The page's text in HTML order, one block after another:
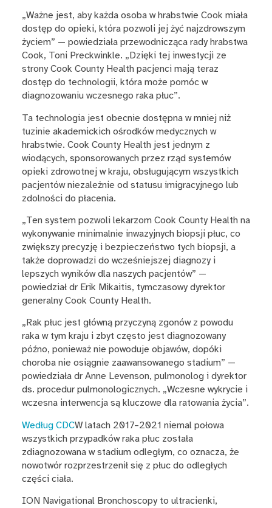
„Ważne jest, aby każda osoba w hrabstwie Cook miała
dostęp do opieki, która pozwoli jej żyć najzdrowszym
życiem” — powiedziała przewodnicząca rady hrabstwa
Cook, Toni Preckwinkle. „Dzięki tej inwestycji ze
strony Cook County Health pacjenci mają teraz
dostęp do technologii, która może pomóc w
diagnozowaniu wczesnego raka płuc”.
Ta technologia jest obecnie dostępna w mniej niż
tuzinie akademickich ośrodków medycznych w
hrabstwie. Cook County Health jest jednym z
wiodących, sponsorowanych przez rząd systemów
opieki zdrowotnej w kraju, obsługującym wszystkich
pacjentów niezależnie od statusu imigracyjnego lub
zdolności do płacenia.
„Ten system pozwoli lekarzom Cook County Health na
wykonywanie minimalnie inwazyjnych biopsji płuc, co
zwiększy precyzję i bezpieczeństwo tych biopsji, a
także doprowadzi do wcześniejszej diagnozy i
lepszych wyników dla naszych pacjentów” —
powiedział dr Erik Mikaitis, tymczasowy dyrektor
generalny Cook County Health.
„Rak płuc jest główną przyczyną zgonów z powodu
raka w tym kraju i zbyt często jest diagnozowany
późno, ponieważ nie powoduje objawów, dopóki
choroba nie osiągnie zaawansowanego stadium” —
powiedziała dr Anne Levenson, pulmonolog i dyrektor
ds. procedur pulmonologicznych. „Wczesne wykrycie i
wczesna interwencja są kluczowe dla ratowania życia”.
Według CDCW latach 2017–2021 niemal połowa
wszystkich przypadków raka płuc została
zdiagnozowana w stadium odległym, co oznacza, że
nowotwór rozprzestrzenił się z płuc do odległych
części ciała.
ION Navigational Bronchoscopy to ultracienki,